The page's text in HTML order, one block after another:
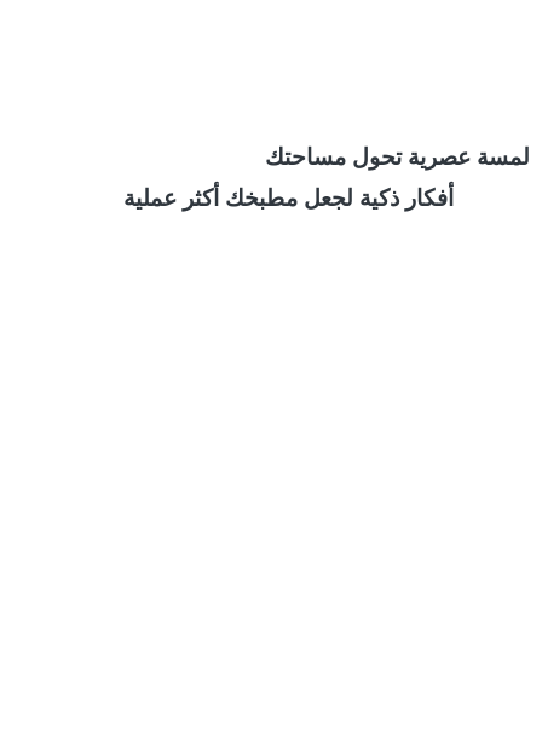
لمسة عصرية تحول مساحتك
أفكار ذكية لجعل مطبخك أكثر عملية